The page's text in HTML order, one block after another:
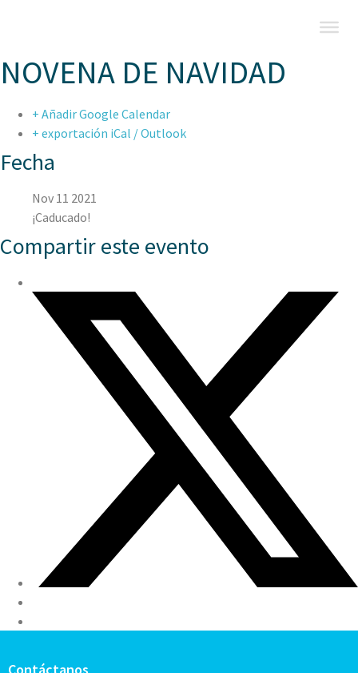
NOVENA DE NAVIDAD
+ Añadir Google Calendar
+ exportación iCal / Outlook
Fecha
Nov 11 2021
¡Caducado!
Compartir este evento